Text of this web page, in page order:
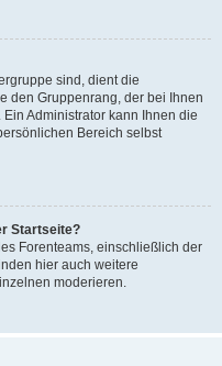
sind, dient die
den Gruppenrang, der bei Ihnen
Administrator kann Ihnen die
Bereich selbst
Startseite?
Forenteams, einschließlich der
hier auch weitere
moderieren.